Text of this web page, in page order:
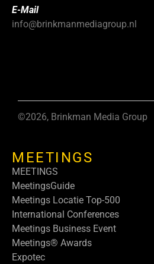
E-Mail
info@brinkmanmediagroup.nl
©2026, Brinkman Media Group
MEETINGS
MEETINGS
MeetingsGuide
Meetings Locatie Top-500
International Conferences
Meetings Business Event
Meetings® Awards
Expotec